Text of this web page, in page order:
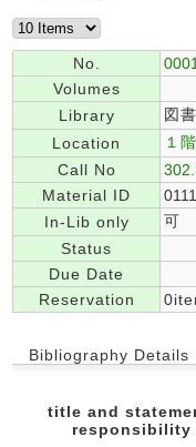
No.
0001
Volumes
Library
図
Location
１
Call No
Material ID
In-Lib only
可
Status
Due Date
Reservation
Bibliography Details
title and
responsibility